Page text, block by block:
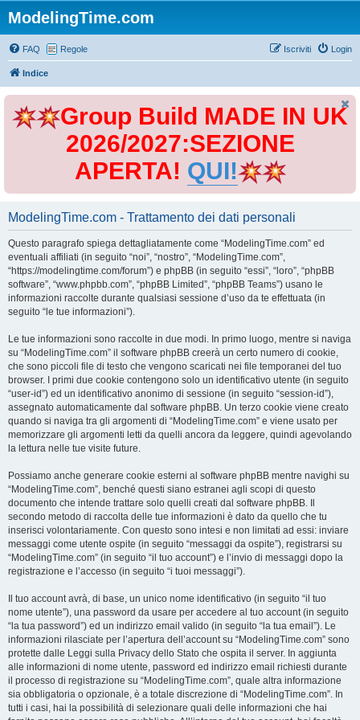
ModelingTime.com
FAQ Regole Login
Iscriviti
Indice
Group Build MADE IN UK
2026/2027:SEZIONE
APERTA! QUI!
ModelingTime.com - Trattamento dei dati personali
Questo paragrafo spiega dettagliatamente come “ModelingTime.com” ed
eventuali affiliati (in seguito “noi”, “nostro”, “ModelingTime.com”,
“https://modelingtime.com/forum”) e phpBB (in seguito “essi”, “loro”, “phpBB
software”, “www.phpbb.com”, “phpBB Limited”, “phpBB Teams”) usano le
informazioni raccolte durante qualsiasi sessione d’uso da te effettuata (in
seguito “le tue informazioni”).
Le tue informazioni sono raccolte in due modi. In primo luogo, mentre si naviga
su “ModelingTime.com” il software phpBB creerà un certo numero di cookie,
che sono piccoli file di testo che vengono scaricati nei file temporanei del tuo
browser. I primi due cookie contengono solo un identificativo utente (in seguito
“user-id”) ed un identificativo anonimo di sessione (in seguito “session-id”),
assegnato automaticamente dal software phpBB. Un terzo cookie viene creato
quando si naviga tra gli argomenti di “ModelingTime.com” e viene usato per
memorizzare gli argomenti letti da quelli ancora da leggere, quindi agevolando
la lettura nelle tue visite future.
Possiamo anche generare cookie esterni al software phpBB mentre navighi su
“ModelingTime.com”, benché questi siano estranei agli scopi di questo
documento che intende trattare solo quelli creati dal software phpBB. Il
secondo metodo di raccolta delle tue informazioni è dato da quello che tu
inserisci volontariamente. Con questo sono intesi e non limitati ad essi: inviare
messaggi come utente ospite (in seguito “messaggi da ospite”), registrarsi su
“ModelingTime.com” (in seguito “il tuo account”) e l’invio di messaggi dopo la
registrazione e l’accesso (in seguito “i tuoi messaggi”).
Il tuo account avrà, di base, un unico nome identificativo (in seguito “il tuo
nome utente”), una password da usare per accedere al tuo account (in seguito
“la tua password”) ed un indirizzo email valido (in seguito “la tua email”). Le
informazioni rilasciate per l’apertura dell’account su “ModelingTime.com” sono
protette dalle Leggi sulla Privacy dello Stato che ospita il server. In aggiunta
alle informazioni di nome utente, password ed indirizzo email richiesti durante
il processo di registrazione su “ModelingTime.com”, quale altra informazione
sia obbligatoria o opzionale, è a totale discrezione di “ModelingTime.com”. In
tutti i casi, hai la possibilità di selezionare quali delle informazioni che hai